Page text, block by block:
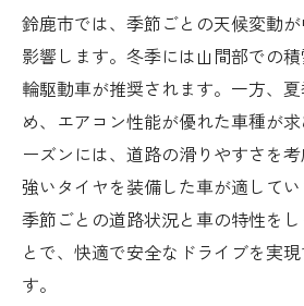
鈴鹿市では、季節ごとの天候変動
影響します。冬季には山間部での
輪駆動車が推奨されます。一方、
め、エアコン性能が優れた車種が
ーズンには、道路の滑りやすさを
強いタイヤを装備した車が適してい
季節ごとの道路状況と車の特性を
とで、快適で安全なドライブを実
す。